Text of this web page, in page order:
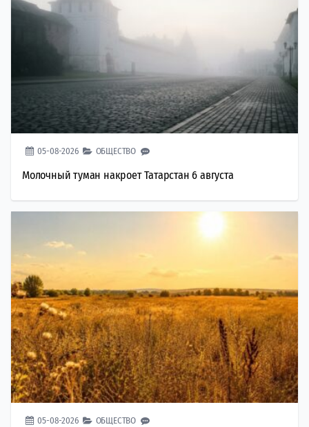
05-08-2026 ОБЩЕСТВО
Молочный туман накроет Татарстан 6 августа
05-08-2026 ОБЩЕСТВО